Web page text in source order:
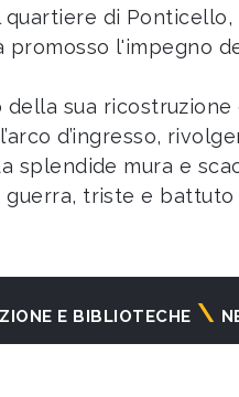
quartiere di
l'impegno
sua ricostruzione
d’ingresso,
splendide mura e
triste e battuto
E BIBLIOTECHE